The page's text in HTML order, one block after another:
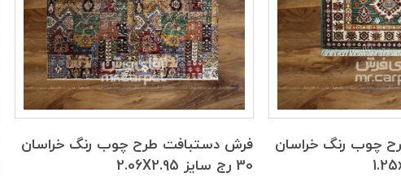
چوب رنگ خراسان
فرش دستبافت طرح چوب رنگ خراسان
30 رج سایز 2.06X2.95